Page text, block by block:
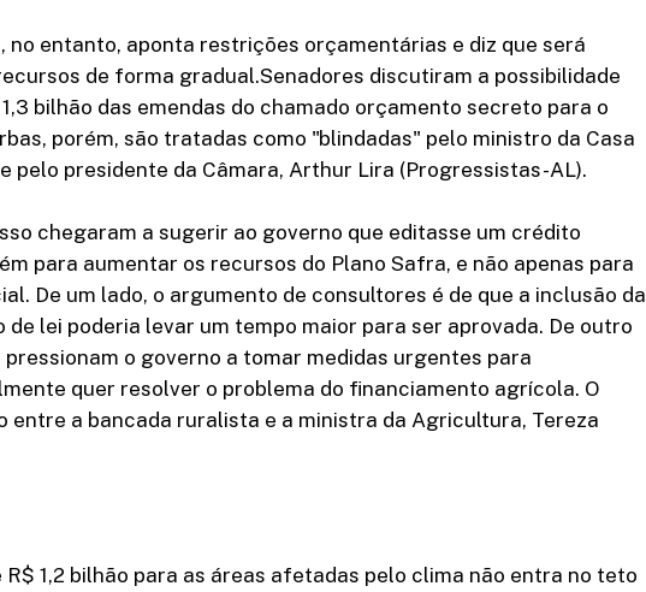
no entanto, aponta restrições orçamentárias e diz que será
de forma gradual.Senadores discutiram a possibilidade
bilhão das emendas do chamado orçamento secreto para o
porém, são tratadas como "blindadas" pelo ministro da Casa
pelo presidente da Câmara, Arthur Lira (Progressistas-AL).
chegaram a sugerir ao governo que editasse um crédito
para aumentar os recursos do Plano Safra, e não apenas para
De um lado, o argumento de consultores é de que a inclusão da
de lei poderia levar um tempo maior para ser aprovada. De outro
o governo a tomar medidas urgentes para
quer resolver o problema do financiamento agrícola. O
entre a bancada ruralista e a ministra da Agricultura, Tereza
1,2 bilhão para as áreas afetadas pelo clima não entra no teto